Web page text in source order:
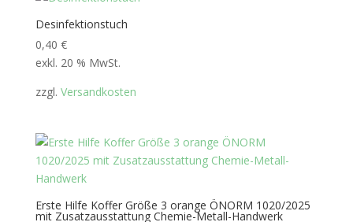
Desinfektionstuch
0,40 €
exkl. 20 % MwSt.
zzgl. Versandkosten
Erste Hilfe Koffer Größe 3 orange ÖNORM 1020/2025
mit Zusatzausstattung Chemie-Metall-Handwerk